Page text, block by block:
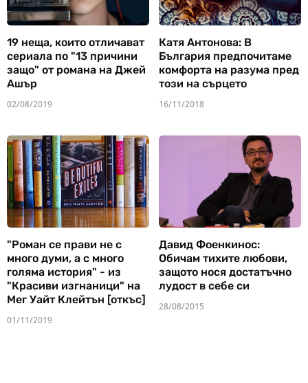
19 неща, които отличават
сериала по "13 причини
защо" от романа на Джей
Ашър
02/08/2019
Катя Антонова: В
България предпочитаме
комфорта на разума пред
този на сърцето
16/11/2018
"Роман се прави не с
много думи, а с много
голяма история" - из
"Красиви изгнаници" на
Мег Уайт Клейтън [откъс]
01/11/2019
Давид Фоенкинос:
Обичам тихите любови,
защото нося достатъчно
лудост в себе си
28/08/2015